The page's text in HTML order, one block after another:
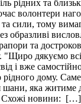
рідних та
волонтери
та сили, тому
образливі
та
"Щиро дякуємо
і вже
рідного дому.
шани, яка житиме
Схожі новини: […]